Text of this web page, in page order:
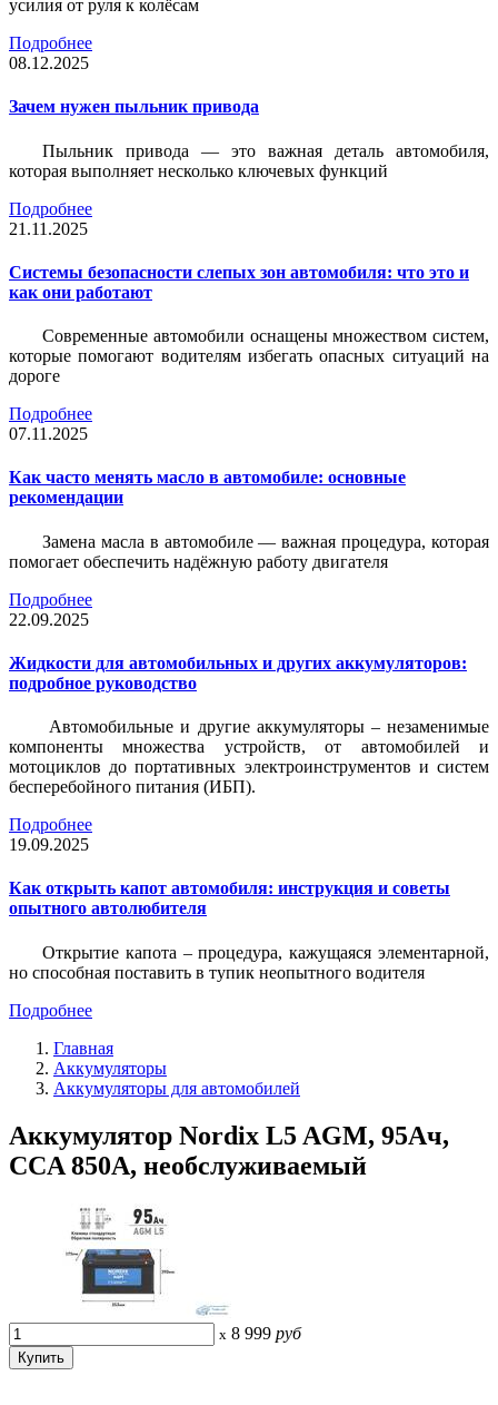
усилия от руля к колёсам
Подробнее
08.12.2025
Зачем нужен пыльник привода
Пыльник привода — это важная деталь автомобиля,
которая выполняет несколько ключевых функций
Подробнее
21.11.2025
Системы безопасности слепых зон автомобиля: что это и
как они работают
Современные автомобили оснащены множеством систем,
которые помогают водителям избегать опасных ситуаций на
дороге
Подробнее
07.11.2025
Как часто менять масло в автомобиле: основные
рекомендации
Замена масла в автомобиле — важная процедура, которая
помогает обеспечить надёжную работу двигателя
Подробнее
22.09.2025
Жидкости для автомобильных и других аккумуляторов:
подробное руководство
Автомобильные и другие аккумуляторы – незаменимые
компоненты множества устройств, от автомобилей и
мотоциклов до портативных электроинструментов и систем
бесперебойного питания (ИБП).
Подробнее
19.09.2025
Как открыть капот автомобиля: инструкция и советы
опытного автолюбителя
Открытие капота – процедура, кажущаяся элементарной,
но способная поставить в тупик неопытного водителя
Подробнее
Главная
Аккумуляторы
Аккумуляторы для автомобилей
Аккумулятор Nordix L5 AGM, 95Ач,
CCA 850А, необслуживаемый
x 8 999 руб